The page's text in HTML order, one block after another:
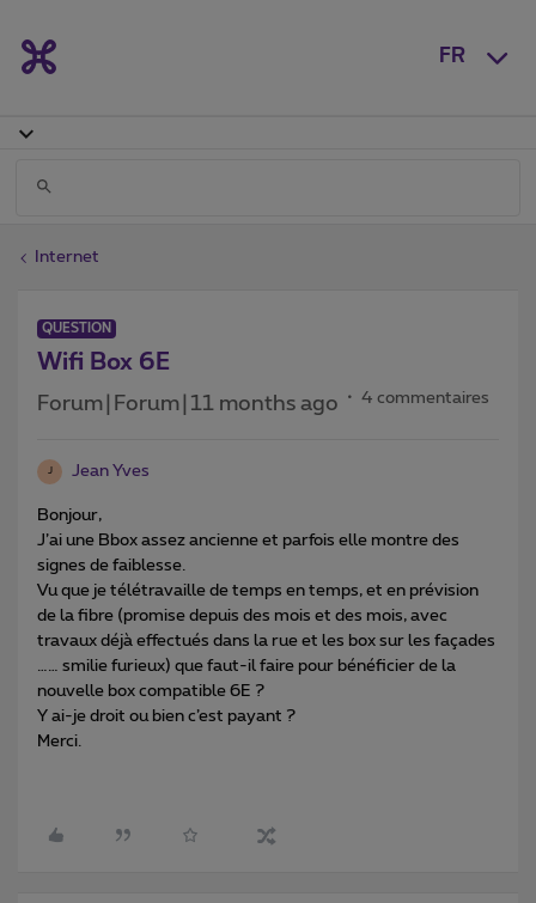
FR
Internet
QUESTION
Wifi Box 6E
Forum|Forum|11 months ago 4 commentaires
J Jean Yves
Bonjour,
J’ai une Bbox assez ancienne et parfois elle montre des
signes de faiblesse.
Vu que je télétravaille de temps en temps, et en prévision
de la fibre (promise depuis des mois et des mois, avec
travaux déjà effectués dans la rue et les box sur les façades
…… smilie furieux) que faut-il faire pour bénéficier de la
nouvelle box compatible 6E ?
Y ai-je droit ou bien c’est payant ?
Merci.